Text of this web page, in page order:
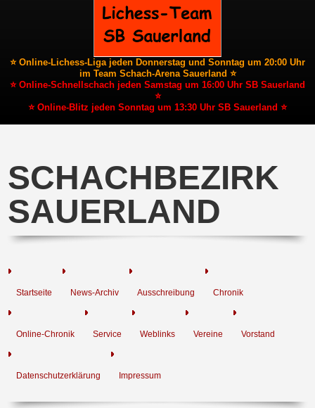
⭐ Online-Lichess-Liga jeden Donnerstag und Sonntag um 20:00 Uhr
im Team Schach-Arena Sauerland ⭐
⭐ Online-Schnellschach jeden Samstag um 16:00 Uhr SB Sauerland
⭐
⭐ Online-Blitz jeden Sonntag um 13:30 Uhr SB Sauerland ⭐
SCHACHBEZIRK
SAUERLAND
Startseite News-Archiv Ausschreibung Chronik
Online-Chronik Service Weblinks Vereine Vorstand
Datenschutzerklärung Impressum